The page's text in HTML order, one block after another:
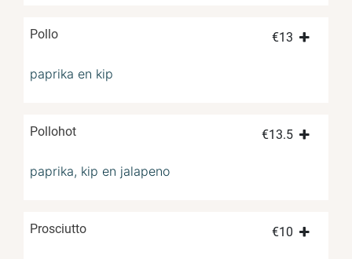
Pollo €13
paprika en kip
Pollohot €13.5
paprika, kip en jalapeno
Prosciutto €10